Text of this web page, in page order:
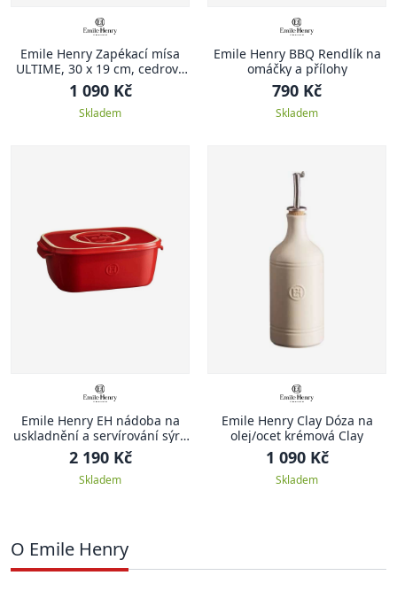
Emile Henry Zapékací mísa
ULTIME, 30 x 19 cm, cedrově
zelená
1 090 Kč
Skladem
Emile Henry BBQ Rendlík na
omáčky a přílohy
790 Kč
Skladem
Emile Henry EH nádoba na
uskladnění a servírování sýru
30x20,7x11 cm granátová
(8760)
2 190 Kč
Skladem
Emile Henry Clay Dóza na
olej/ocet krémová Clay
1 090 Kč
Skladem
O Emile Henry